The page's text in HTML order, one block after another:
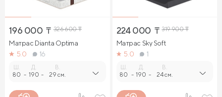
196 000 ₸ 326 600₸
Матрас Dianta Optima
5.0
16
80 -
Д.
190 -
В.
29 см.
224 000 ₸ 319 900₸
Матрас Sky Soft
5.0
1
80 -
Д.
190 -
В.
24 см.